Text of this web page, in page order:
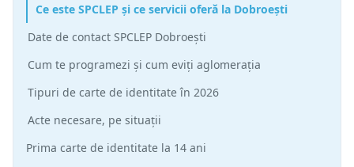
Ce este SPCLEP și ce servicii oferă la Dobroești
Date de contact SPCLEP Dobroești
Cum te programezi și cum eviți aglomerația
Tipuri de carte de identitate în 2026
Acte necesare, pe situații
Prima carte de identitate la 14 ani